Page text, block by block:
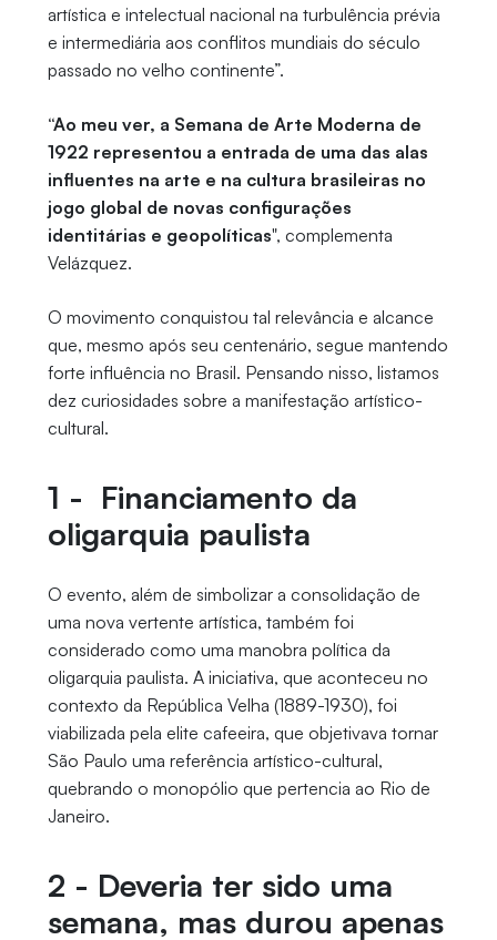
artística e intelectual nacional na turbulência prévia
e intermediária aos conflitos mundiais do século
passado no velho continente”.
“Ao meu ver, a Semana de Arte Moderna de
1922 representou a entrada de uma das alas
influentes na arte e na cultura brasileiras no
jogo global de novas configurações
identitárias e geopolíticas", complementa
Velázquez.
O movimento conquistou tal relevância e alcance
que, mesmo após seu centenário, segue mantendo
forte influência no Brasil. Pensando nisso, listamos
dez curiosidades sobre a manifestação artístico-
cultural.
1 - Financiamento da
oligarquia paulista
O evento, além de simbolizar a consolidação de
uma nova vertente artística, também foi
considerado como uma manobra política da
oligarquia paulista. A iniciativa, que aconteceu no
contexto da República Velha (1889-1930), foi
viabilizada pela elite cafeeira, que objetivava tornar
São Paulo uma referência artístico-cultural,
quebrando o monopólio que pertencia ao Rio de
Janeiro.
2 - Deveria ter sido uma
semana, mas durou apenas